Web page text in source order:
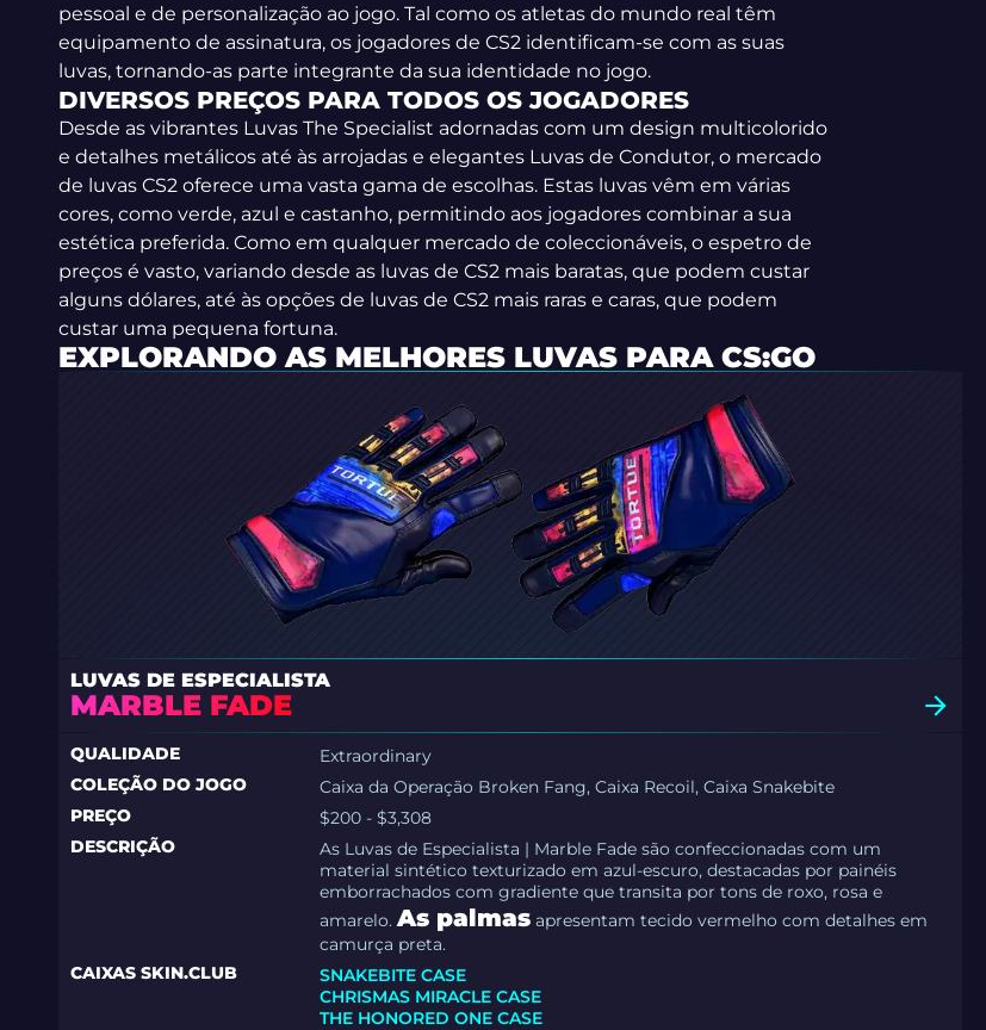
pessoal e de personalização ao jogo. Tal como os atletas do mundo real têm
equipamento de assinatura, os jogadores de CS2 identificam-se com as suas
luvas, tornando-as parte integrante da sua identidade no jogo.
DIVERSOS PREÇOS PARA TODOS OS JOGADORES
Desde as vibrantes Luvas The Specialist adornadas com um design multicolorido
e detalhes metálicos até às arrojadas e elegantes Luvas de Condutor, o mercado
de luvas CS2 oferece uma vasta gama de escolhas. Estas luvas vêm em várias
cores, como verde, azul e castanho, permitindo aos jogadores combinar a sua
estética preferida. Como em qualquer mercado de coleccionáveis, o espetro de
preços é vasto, variando desde as luvas de CS2 mais baratas, que podem custar
alguns dólares, até às opções de luvas de CS2 mais raras e caras, que podem
custar uma pequena fortuna.
EXPLORANDO AS MELHORES LUVAS PARA CS:GO
LUVAS DE ESPECIALISTA
MARBLE FADE
QUALIDADE
Extraordinary
COLEÇÃO DO JOGO
Caixa da Operação Broken Fang, Caixa Recoil, Caixa Snakebite
PREÇO
$200 - $3,308
DESCRIÇÃO
As Luvas de Especialista | Marble Fade são confeccionadas com um
material sintético texturizado em azul-escuro, destacadas por painéis
emborrachados com gradiente que transita por tons de roxo, rosa e
amarelo.As palmas apresentam tecido vermelho com detalhes em
camurça preta.
CAIXAS SKIN.CLUB
SNAKEBITE CASE
CHRISMAS MIRACLE CASE
THE HONORED ONE CASE